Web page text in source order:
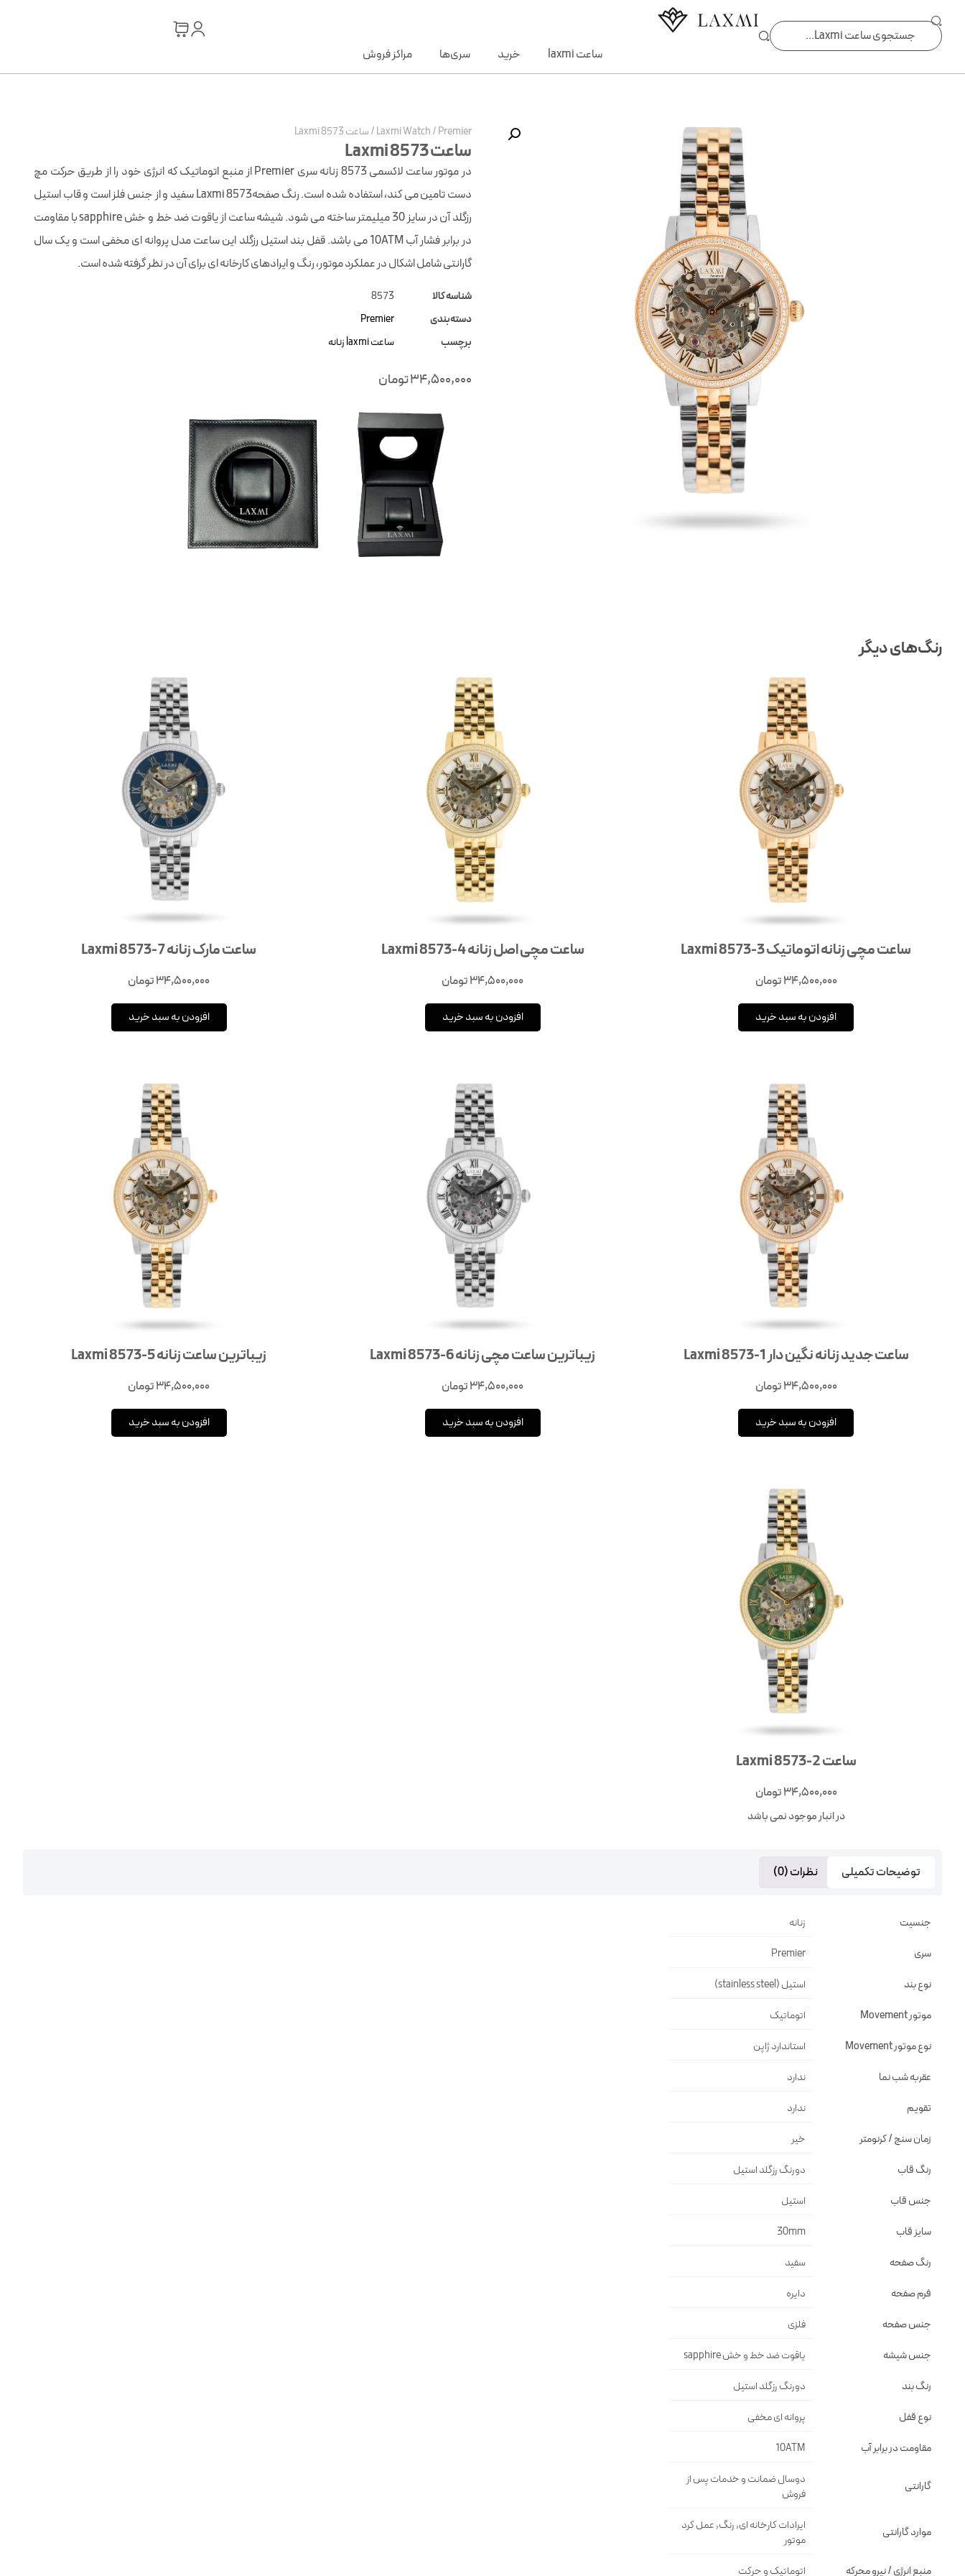
ساعت laxmi خرید سری‌ها مراکز فروش
Laxmi Watch/Premier
/ساعت Laxmi 8573
ساعت Laxmi 8573
در موتور ساعت لاکسمی 8573 زنانه سری Premier از منبع اتوماتیک که انرژی خود را از طریق حرکت مچ
دست تامین می کند، استفاده شده است. رنگ صفحهLaxmi 8573 سفید و از جنس فلز است و قاب استیل
رزگلد آن در سایز 30 میلیمتر ساخته می شود. شیشه ساعت از ياقوت ضد خط و خش sapphire با مقاومت
در برابر فشار آب 10ATM می باشد. قفل بند استیل رزگلد این ساعت مدل پروانه ای مخفی است و یک سال
گارانتی شامل اشکال در عملکرد موتور، رنگ و ایرادهای کارخانه ای برای آن در نظر گرفته شده است.
شناسه کالا
8573
دسته‌بندی
Premier
برچسب
ساعت laxmi زنانه
34,500,000تومان
رنگ‌های دیگر
ساعت مچی زنانه اتوماتیک 3-8573 Laxmi
34,500,000تومان
افزودن به سبد خرید
ساعت مچی اصل زنانه 4-8573 Laxmi
34,500,000تومان
افزودن به سبد خرید
ساعت مارک زنانه 7-8573 Laxmi
34,500,000تومان
افزودن به سبد خرید
ساعت جدید زنانه نگین دار 1-8573 Laxmi
34,500,000تومان
افزودن به سبد خرید
زیباترین ساعت مچی زنانه 6-8573 Laxmi
34,500,000تومان
افزودن به سبد خرید
زیباترین ساعت زنانه 5-8573 Laxmi
34,500,000تومان
افزودن به سبد خرید
ساعت 2-8573 Laxmi
34,500,000تومان
در انبار موجود نمی باشد
توضیحات تکمیلی نظرات (0)
جنسیت زنانه
سری Premier
نوع بند استیل (stainless steel)
موتور Movement اتوماتیک
نوع موتور Movement استاندارد ژاپن
عقربه شب نما ندارد
تقویم ندارد
زمان سنج / کرنومتر خیر
رنگ قاب دورنگ رزگلد استيل
جنس قاب استيل
سایز قاب 30mm
رنگ صفحه سفيد
فرم صفحه دايره
جنس صفحه فلزى
جنس شیشه ياقوت ضد خط و خش sapphire
رنگ بند دورنگ رزگلد استيل
نوع قفل پروانه اى مخفى
مقاومت در برابر آب 10ATM
گارانتی
دوسال ضمانت و خدمات پس از
فروش
موارد گارانتی
ایرادات کارخانه ای, رنگ, عمل کرد
موتور
منبع انرژی / نیرو محرکه اتوماتیک و حرکت